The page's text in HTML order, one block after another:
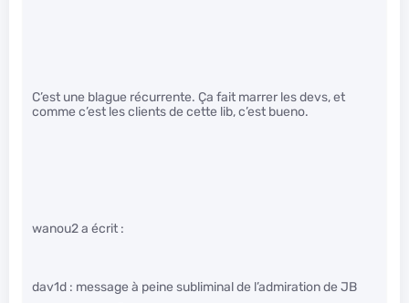
C’est une blague récurrente. Ça fait marrer les devs, et
comme c’est les clients de cette lib, c’est bueno.
wanou2 a écrit :
dav1d : message à peine subliminal de l’admiration de JB